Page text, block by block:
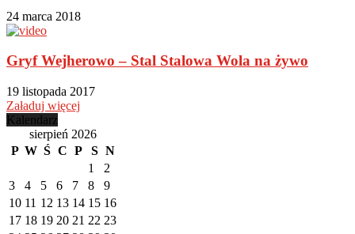
24 marca 2018
Gryf Wejherowo – Stal Stalowa Wola na żywo
19 listopada 2017
Załaduj więcej
Kalendarz
sierpień 2026
P W Ś C P S N
1
2
3
4 5 6 7 8
9
10 11 12 13 14 15 16
17 18 19 20 21 22 23